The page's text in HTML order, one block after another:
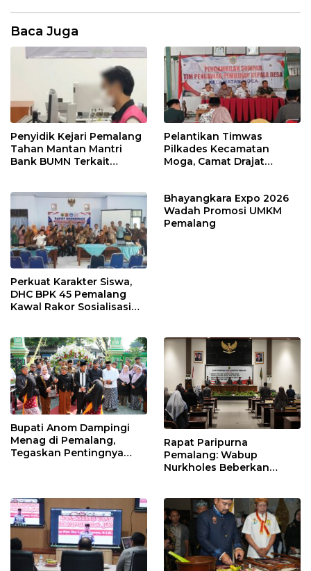
Baca Juga
Penyidik Kejari Pemalang
Tahan Mantan Mantri
Bank BUMN Terkait
Pelantikan Timwas
Pilkades Kecamatan
Moga, Camat Drajat
Perkuat Karakter Siswa,
DHC BPK 45 Pemalang
Kawal Rakor Sosialisasi
Bhayangkara Expo 2026
Wadah Promosi UMKM
Pemalang
Bupati Anom Dampingi
Menag di Pemalang,
Tegaskan Pentingnya
Rapat Paripurna
Pemalang: Wabup
Nurkholes Beberkan